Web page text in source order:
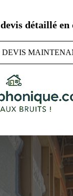
détaillé en
DEVIS